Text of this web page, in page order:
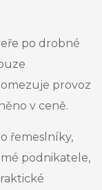
po drobné
provoz
v ceně.
řemeslníky,
podnikatele,